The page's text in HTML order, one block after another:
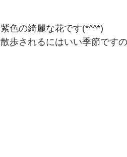
紫色の綺麗な花です(*^^*)
散歩されるにはいい季節です